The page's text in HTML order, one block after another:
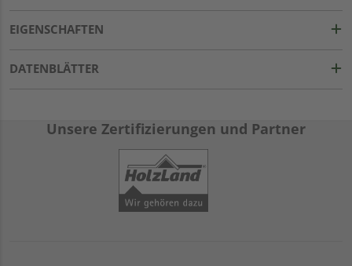
EIGENSCHAFTEN
DATENBLÄTTER
Unsere Zertifizierungen und Partner